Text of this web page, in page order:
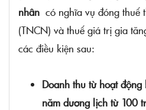
nhân có nghĩa vụ đóng thuế
(TNCN) và thuế giá trị gia
các điều kiện sau:
Doanh thu từ hoạt
năm dương lịch từ 100